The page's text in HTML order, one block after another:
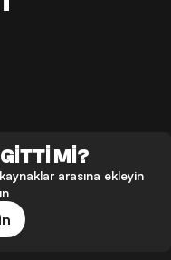
Mİ?
arasına ekleyin